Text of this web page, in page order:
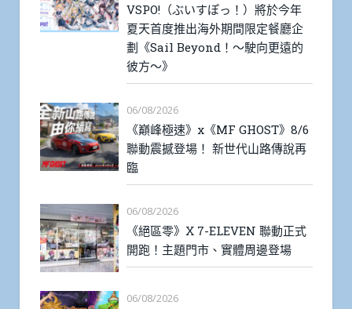
VSPO!（ぶいすぽっ！）將於今年
夏天首度推出海外期間限定餐廳企
劃《Sail Beyond！～駛向更遠的
彼方～》
06/08/2026
《巔峰極速》x《MF GHOST》8/6
聯動震撼登場！ 新世代山路傳說再
臨
06/08/2026
《絕區零》X 7-ELEVEN 聯動正式
開跑！主題門市、實體周邊登場
06/08/2026